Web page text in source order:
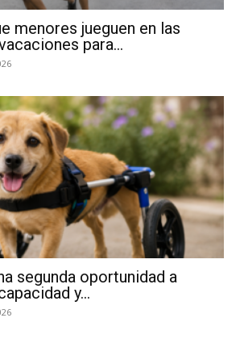
menores jueguen en las
para...
segunda oportunidad a
y...